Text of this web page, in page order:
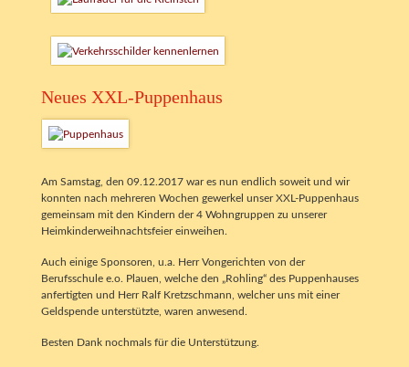
Neues XXL-Puppenhaus
Am Samstag, den 09.12.2017 war es nun endlich soweit und wir
konnten nach mehreren Wochen gewerkel unser XXL-Puppenhaus
gemeinsam mit den Kindern der 4 Wohngruppen zu unserer
Heimkinderweihnachtsfeier einweihen.
Auch einige Sponsoren, u.a. Herr Vongerichten von der
Berufsschule e.o. Plauen, welche den „Rohling“ des Puppenhauses
anfertigten und Herr Ralf Kretzschmann, welcher uns mit einer
Geldspende unterstützte, waren anwesend.
Besten Dank nochmals für die Unterstützung.